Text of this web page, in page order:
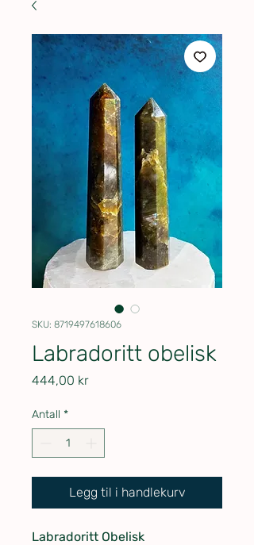
SKU: 8719497618606
Labradoritt obelisk
444,00 krPris
Antall *
Legg til i handlekurv
Labradoritt Obelisk